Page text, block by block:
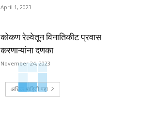
April 1, 2023
कोकण रेल्वेतून विनातिकीट प्रवास
करणाऱ्यांना दणका
November 24, 2023
अधिक माहिती पहा